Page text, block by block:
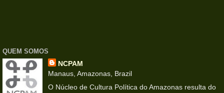
QUEM SOMOS
NCPAM
Manaus, Amazonas, Brazil
O Núcleo de Cultura Política do Amazonas resulta do